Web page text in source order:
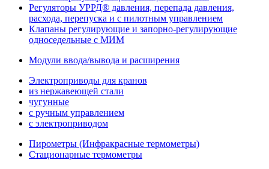
Регуляторы УРРД® давления, перепада давления,
расхода, перепуска и с пилотным управлением
Клапаны регулирующие и запорно-регулирующие
односедельные с МИМ
Модули ввода/вывода и расширения
Электроприводы для кранов
из нержавеющей стали
чугунные
с ручным управлением
c электроприводом
Пирометры (Инфракрасные термометры)
Стационарные термометры